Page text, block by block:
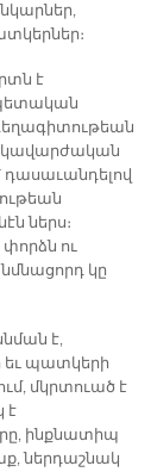
է
դասաւանդելով
ներս։
փորձն ու
կը
է,
եւ պատկերի
մկրտուած է
է
ինքնատիպ
ներդաշնակ